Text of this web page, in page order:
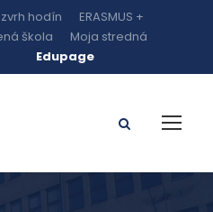
hodín
ERASMUS +
škola
Moja stredná
Edupage